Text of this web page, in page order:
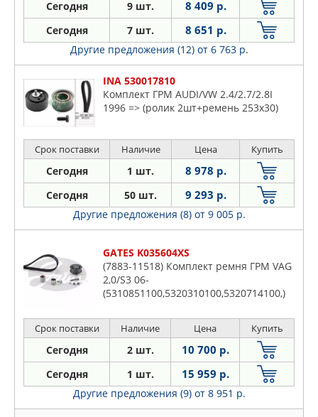
Сегодня 9 шт. 8 409 р.
Сегодня 7 шт. 8 651 р.
Другие предложения (12) от 6 763 р.
INA 530017810
Комплект ГРМ AUDI/VW 2.4/2.7/2.8I
1996 => (ролик 2шт+ремень 253x30)
Срок поставки Наличие Цена Купить
Сегодня 1 шт. 8 978 р.
Сегодня 50 шт. 9 293 р.
Другие предложения (8) от 9 005 р.
GATES K035604XS
(7883-11518) Комплект ремня ГРМ VAG
2,0/S3 06-
(5310851100,5320310100,5320714100,)
Срок поставки Наличие Цена Купить
Сегодня 2 шт. 10 700 р.
Сегодня 1 шт. 15 959 р.
Другие предложения (9) от 8 951 р.